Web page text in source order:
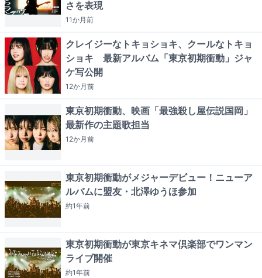
さを表現
11か月前
クレイジーなトキョショキ、クールなトキョ
ショキ 最新アルバム「東京初期衝動」ジャ
ケ写公開
12か月前
東京初期衝動、映画「最強殺し屋伝説国岡」
最新作の主題歌担当
12か月前
東京初期衝動がメジャーデビュー！ニューア
ルバムに盟友・北澤ゆうほ参加
約1年前
東京初期衝動が東京キネマ倶楽部でワンマン
ライブ開催
約1年前